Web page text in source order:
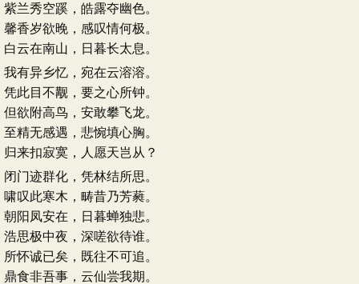
紫兰秀空蹊，皓露夺幽色。
馨香岁欲晚，感叹情何极。
白云在南山，日暮长太息。
我有异乡忆，宛在云溶溶。
凭此目不觏，要之心所钟。
但欲附高鸟，安敢攀飞龙。
至精无感遇，悲惋填心胸。
归来扣寂寞，人愿天岂从？
闭门迹群化，凭林结所思。
啸叹此寒木，畴昔乃芳蕤。
朝阳凤安在，日暮蝉独悲。
浩思极中夜，深嗟欲待谁。
所怀诚已矣，既往不可追。
鼎食非吾事，云仙尝我期。